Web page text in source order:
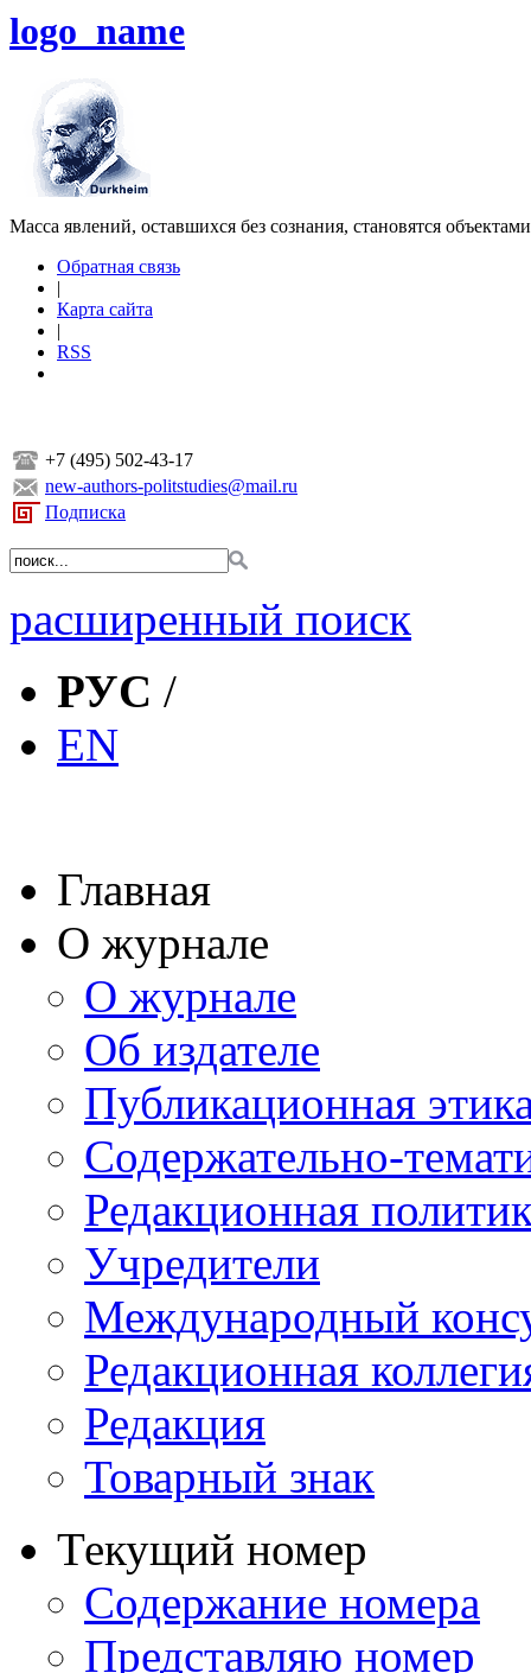
logo_name
Масса явлений, оставшихся без сознания, становятся
Обратная связь
|
Карта сайта
|
RSS
+7 (495) 502-43-17
new-authors-politstudies@mail.ru
Подписка
расширенный поиск
РУС /
EN
Главная
О журнале
О журнале
Об издателе
Публикационная
Содержательно-
Редакционная
Учредители
Международный
Редакционная
Редакция
Товарный знак
Текущий номер
Содержание номера
Представляю номер